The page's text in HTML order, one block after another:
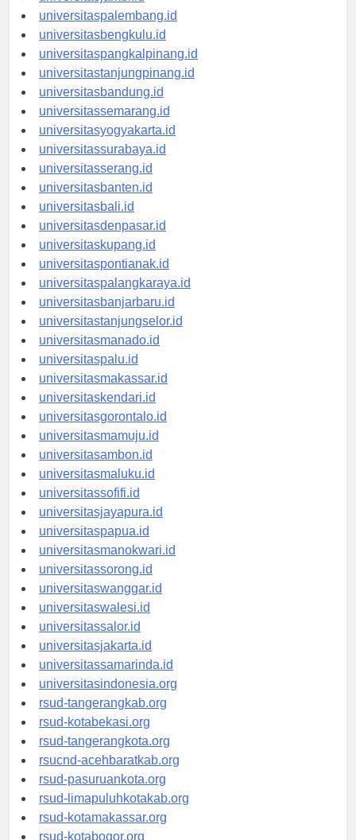
universitasjambi.id
universitaspalembang.id
universitasbengkulu.id
universitaspangkalpinang.id
universitastanjungpinang.id
universitasbandung.id
universitassemarang.id
universitasyogyakarta.id
universitassurabaya.id
universitasserang.id
universitasbanten.id
universitasbali.id
universitasdenpasar.id
universitaskupang.id
universitaspontianak.id
universitaspalangkaraya.id
universitasbanjarbaru.id
universitastanjungselor.id
universitasmanado.id
universitaspalu.id
universitasmakassar.id
universitaskendari.id
universitasgorontalo.id
universitasmamuju.id
universitasambon.id
universitasmaluku.id
universitassofifi.id
universitasjayapura.id
universitaspapua.id
universitasmanokwari.id
universitassorong.id
universitaswanggar.id
universitaswalesi.id
universitassalor.id
universitasjakarta.id
universitassamarinda.id
universitasindonesia.org
rsud-tangerangkab.org
rsud-kotabekasi.org
rsud-tangerangkota.org
rsucnd-acehbaratkab.org
rsud-pasuruankota.org
rsud-limapuluhkotakab.org
rsud-kotamakassar.org